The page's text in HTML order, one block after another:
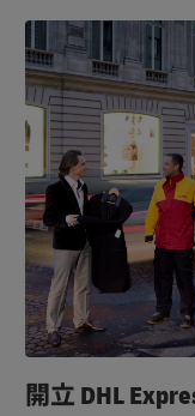
開立 DHL